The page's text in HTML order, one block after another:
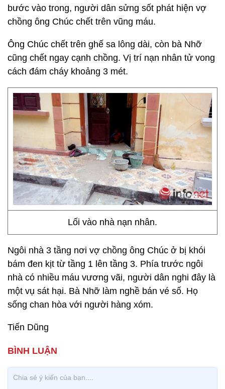
bước vào trong, người dân sửng sốt phát hiện vợ
chồng ông Chúc chết trên vũng máu.
Ông Chúc chết trên ghế sa lông dài, còn bà Nhỡ
cũng chết ngay cạnh chồng. Vị trí nạn nhân tử vong
cách đám cháy khoảng 3 mét.
Lối vào nhà nạn nhân.
Ngôi nhà 3 tầng nơi vợ chồng ông Chúc ở bị khói
bám đen kịt từ tầng 1 lên tầng 3. Phía trước ngôi
nhà có nhiều máu vương vãi, người dân nghi đây là
một vụ sát hại. Bà Nhỡ làm nghề bán vé số. Họ
sống chan hòa với người hàng xóm.
Tiến Dũng